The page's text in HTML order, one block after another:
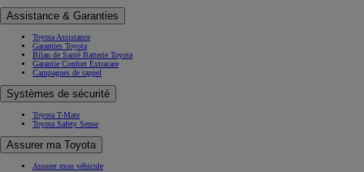
Assistance & Garanties
Toyota Assistance
Garanties Toyota
Bilan de Santé Batterie Toyota
Garantie Confort Extracare
Campagnes de rappel
Systèmes de sécurité
Toyota T-Mate
Toyota Safety Sense
Assurer ma Toyota
Assurer mon véhicule